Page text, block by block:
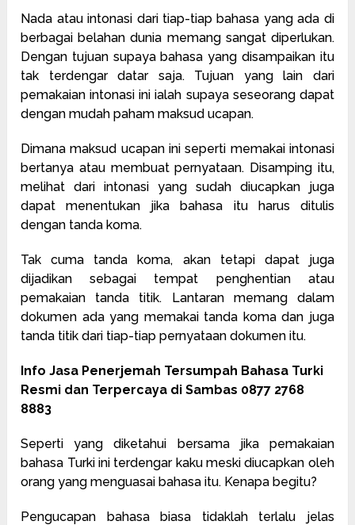
Nada atau intonasi dari tiap-tiap bahasa yang ada di
berbagai belahan dunia memang sangat diperlukan.
Dengan tujuan supaya bahasa yang disampaikan itu
tak terdengar datar saja. Tujuan yang lain dari
pemakaian intonasi ini ialah supaya seseorang dapat
dengan mudah paham maksud ucapan.
Dimana maksud ucapan ini seperti memakai intonasi
bertanya atau membuat pernyataan. Disamping itu,
melihat dari intonasi yang sudah diucapkan juga
dapat menentukan jika bahasa itu harus ditulis
dengan tanda koma.
Tak cuma tanda koma, akan tetapi dapat juga
dijadikan sebagai tempat penghentian atau
pemakaian tanda titik. Lantaran memang dalam
dokumen ada yang memakai tanda koma dan juga
tanda titik dari tiap-tiap pernyataan dokumen itu.
Info Jasa Penerjemah Tersumpah Bahasa Turki
Resmi dan Terpercaya di Sambas 0877 2768
8883
Seperti yang diketahui bersama jika pemakaian
bahasa Turki ini terdengar kaku meski diucapkan oleh
orang yang menguasai bahasa itu. Kenapa begitu?
Pengucapan bahasa biasa tidaklah terlalu jelas